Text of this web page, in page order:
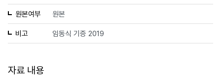
원본여부 원본
비고 임동식 기증 2019
자료 내용